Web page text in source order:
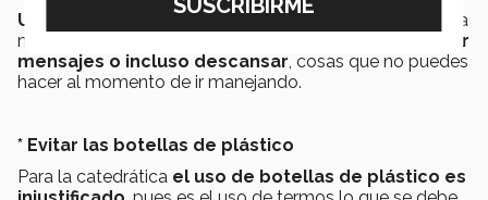
Un extra del transporte públicoque la ambientalista
menciona es
la posibilidad de poder leer, contestar
mensajes o incluso descansar , cosas que no puedes
hacer al momento de ir manejando.
* Evitar las botellas de plástico
Para la catedrática el uso de botellas de plástico es